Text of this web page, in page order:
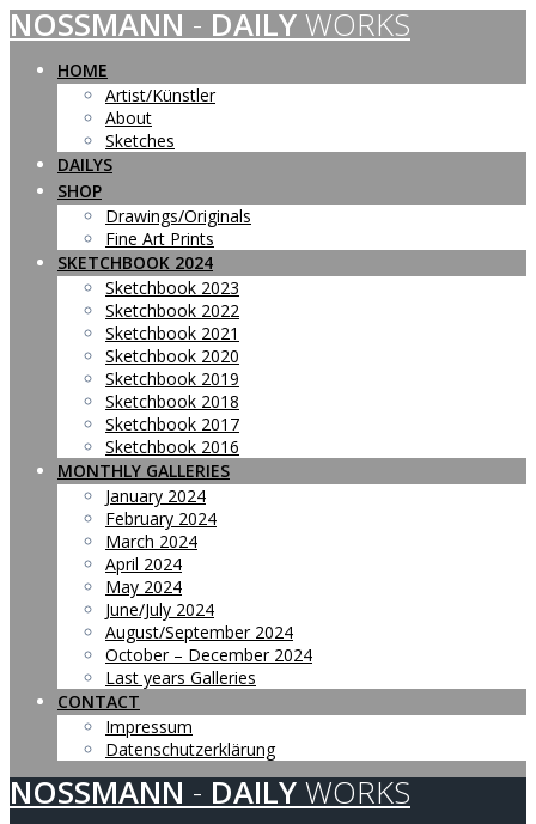
Skip
to
content
NOSSMANN - DAILY WORKS
HOME
Artist/Künstler
About
Sketches
DAILYS
SHOP
Drawings/Originals
Fine Art Prints
SKETCHBOOK 2024
Sketchbook 2023
Sketchbook 2022
Sketchbook 2021
Sketchbook 2020
Sketchbook 2019
Sketchbook 2018
Sketchbook 2017
Sketchbook 2016
MONTHLY GALLERIES
January 2024
February 2024
March 2024
April 2024
May 2024
June/July 2024
August/September 2024
October – December 2024
Last years Galleries
CONTACT
Impressum
Datenschutzerklärung
NOSSMANN - DAILY WORKS